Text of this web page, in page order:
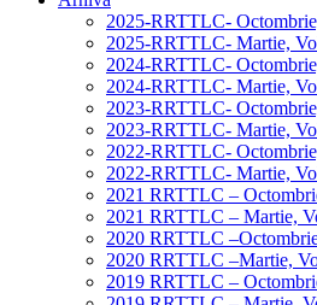
2025-RRTTLC-
2025-RRTTLC- Martie,
2024-RRTTLC-
2024-RRTTLC- Martie,
2023-RRTTLC-
2023-RRTTLC- Martie,
2022-RRTTLC-
2022-RRTTLC- Martie,
2021 RRTTLC –
2021 RRTTLC – Martie,
2020 RRTTLC
2020 RRTTLC –Martie,
2019 RRTTLC –